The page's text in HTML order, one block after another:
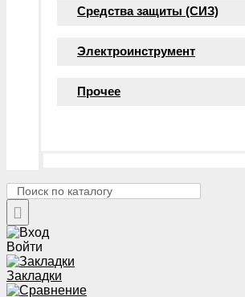
Средства защиты (СИЗ)
Электроинструмент
Прочее
Войти
Закладки